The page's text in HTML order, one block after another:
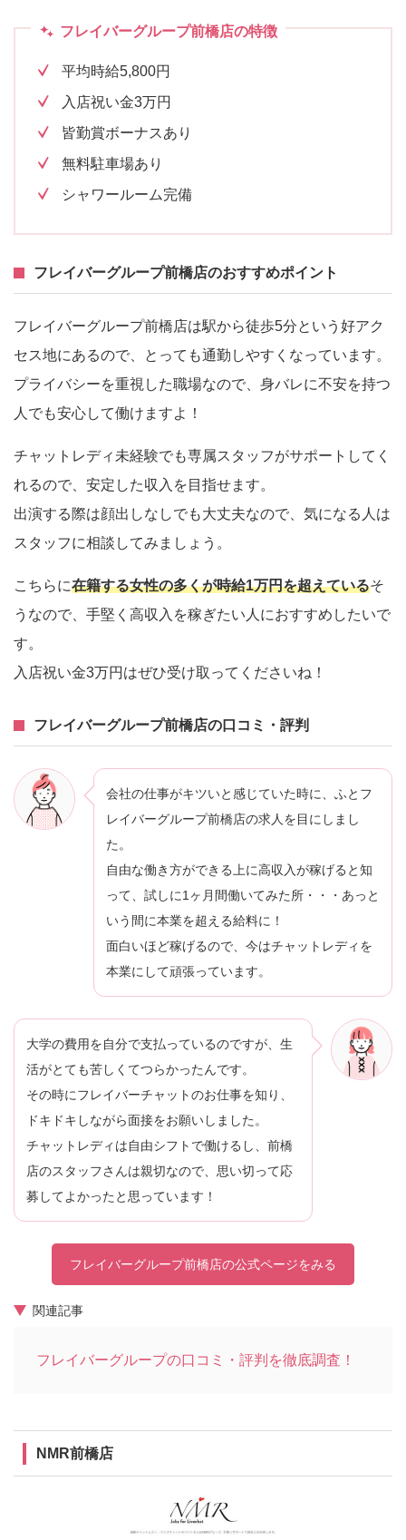
フレイバーグループ前橋店の特徴
平均時給5,800円
入店祝い金3万円
皆勤賞ボーナスあり
無料駐車場あり
シャワールーム完備
フレイバーグループ前橋店のおすすめポイント
フレイバーグループ前橋店は駅から徒歩5分という好アク
セス地にあるので、とっても通勤しやすくなっています。
プライバシーを重視した職場なので、身バレに不安を持つ
人でも安心して働けますよ！
チャットレディ未経験でも専属スタッフがサポートしてく
れるので、安定した収入を目指せます。
出演する際は顔出しなしでも大丈夫なので、気になる人は
スタッフに相談してみましょう。
こちらに在籍する女性の多くが時給1万円を超えているそ
うなので、手堅く高収入を稼ぎたい人におすすめしたいで
す。
入店祝い金3万円はぜひ受け取ってくださいね！
フレイバーグループ前橋店の口コミ・評判
会社の仕事がキツいと感じていた時に、ふとフ
レイバーグループ前橋店の求人を目にしまし
た。
自由な働き方ができる上に高収入が稼げると知
って、試しに1ヶ月間働いてみた所・・・あっと
いう間に本業を超える給料に！
面白いほど稼げるので、今はチャットレディを
本業にして頑張っています。
大学の費用を自分で支払っているのですが、生
活がとても苦しくてつらかったんです。
その時にフレイバーチャットのお仕事を知り、
ドキドキしながら面接をお願いしました。
チャットレディは自由シフトで働けるし、前橋
店のスタッフさんは親切なので、思い切って応
募してよかったと思っています！
フレイバーグループ前橋店の公式ページをみる
関連記事
フレイバーグループの口コミ・評判を徹底調査！
NMR前橋店